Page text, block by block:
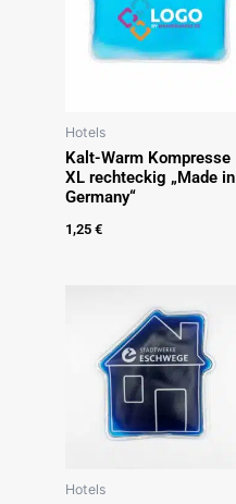
Hotels
Kalt-Warm Kompresse
XL rechteckig „Made in
Germany“
1,25 €
Hotels